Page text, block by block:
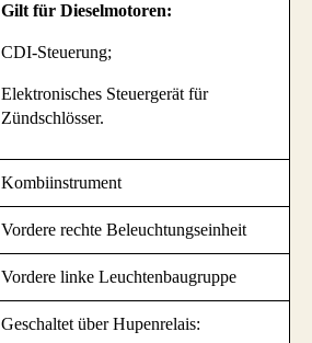
Gilt für Dieselmotoren:
CDI-Steuerung;
Elektronisches Steuergerät für
Zündschlösser.
Kombiinstrument
Vordere rechte Beleuchtungseinheit
Vordere linke Leuchtenbaugruppe
Geschaltet über Hupenrelais: